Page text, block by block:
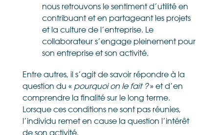
nous retrouvons le sentiment d’utilité en
contribuant et en partageant les projets
et la culture de l’entreprise. Le
collaborateur s’engage pleinement pour
son entreprise et son activité.
Entre autres, il s’agit de savoir répondre à la
question du « pourquoi on le fait ?» et d’en
comprendre la finalité sur le long terme.
Lorsque ces conditions ne sont pas réunies,
l’individu remet en cause la question l’intérêt
de son activité.